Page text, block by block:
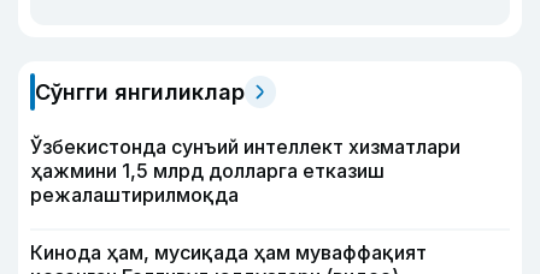
Сўнгги янгиликлар
Ўзбекистонда сунъий интеллект хизматлари
ҳажмини 1,5 млрд долларга етказиш
режалаштирилмоқда
Кинода ҳам, мусиқада ҳам муваффақият